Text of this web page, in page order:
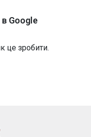
в Google
це зробити.